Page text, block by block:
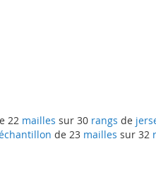
22 mailles sur 30 rangs de
de 23 mailles sur 32